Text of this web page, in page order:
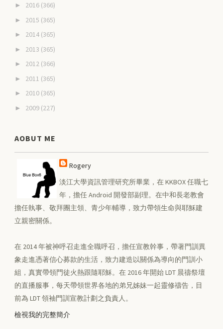
► 2016 (366)
► 2015 (365)
► 2014 (365)
► 2013 (365)
► 2012 (366)
► 2011 (365)
► 2010 (365)
► 2009 (227)
AOBUT ME
Rogery
淡江大學資訊管理研究所畢業，在 KKBOX 任職七
年，擔任 Android 開發部副理。在中和長老教會
擔任執事、敬拜團主領、青少年輔導，致力帶領生命與耶穌建
立親密關係。
在 2014 年被神呼召走進全職呼召，擔任宣教幹事，帶著門訓異
象走進憑著信心募款的生活，致力建造以關係為導向的門訓小
組，真實帶領門徒火熱跟隨耶穌。在 2016 年開始 LDT 晨禱祭壇
的直播服事，每天帶領世界各地的弟兄姊妹一起靈修禱告，目
前為 LDT 領袖門訓宣教計劃之負責人。
檢視我的完整簡介